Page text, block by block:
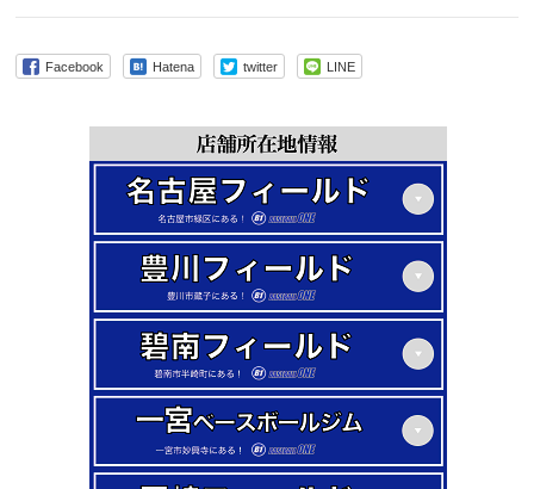
Facebook Hatena twitter LINE